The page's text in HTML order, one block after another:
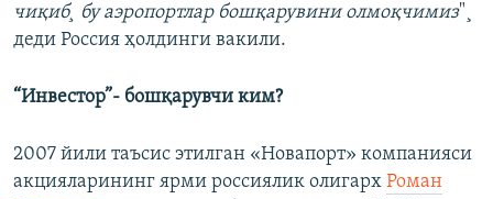
чиқиб¸ бу аэропортлар бошқарувини олмоқчимиз"¸
деди Россия ҳолдинги вакили.
“Инвестор”- бошқарувчи ким?
2007 йили таъсис этилган «Новапорт» компанияси
акцияларининг ярми россиялик олигарх Роман